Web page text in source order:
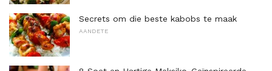
Secrets om die beste kabobs te maak
AANDETE